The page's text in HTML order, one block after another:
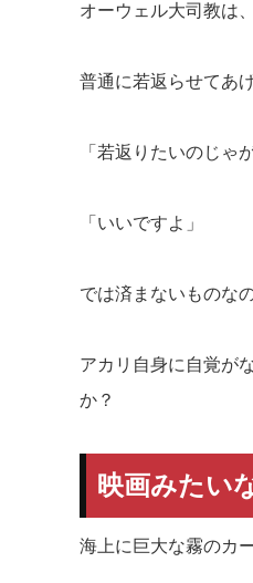
オーウェル大司教は
普通に若返らせてあ
「若返りたいのじゃ
「いいですよ」
では済まないものな
アカリ自身に自覚が
か？
映画みたい
海上に巨大な霧のカ